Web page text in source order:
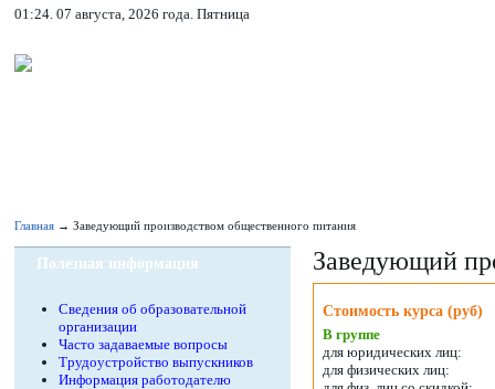
01:24. 07 августа, 2026 года. Пятница
Главная → Заведующий производством общественного питания
Полезная информация
Сведения об образовательной
организации
Часто задаваемые вопросы
Трудоустройство выпускников
Информация работодателю
Заведующий
Стоимость курса (руб)
В группе
для юридических лиц:
для физических лиц: